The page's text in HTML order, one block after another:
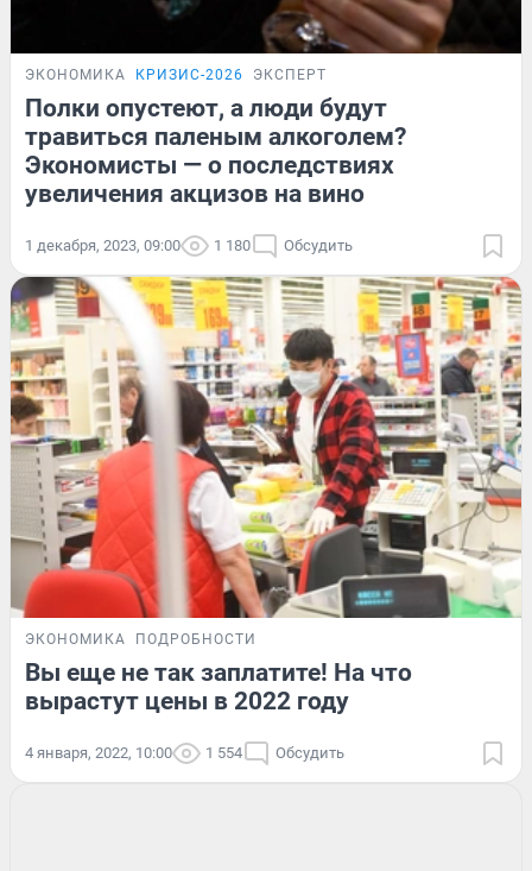
ЭКОНОМИКА КРИЗИС-2026 ЭКСПЕРТ
Полки опустеют, а люди будут
травиться паленым алкоголем?
Экономисты — о последствиях
увеличения акцизов на вино
1 декабря, 2023, 09:00 1 180 Обсудить
ЭКОНОМИКА ПОДРОБНОСТИ
Вы еще не так заплатите! На что
вырастут цены в 2022 году
4 января, 2022, 10:00 1 554 Обсудить